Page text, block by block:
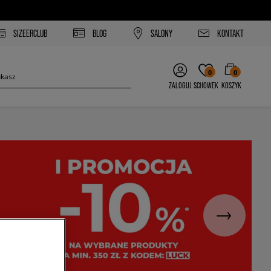
SIZEERCLUB BLOG SALONY KONTAKT
ZALOGUJ
0
SCHOWEK
0
KOSZYK